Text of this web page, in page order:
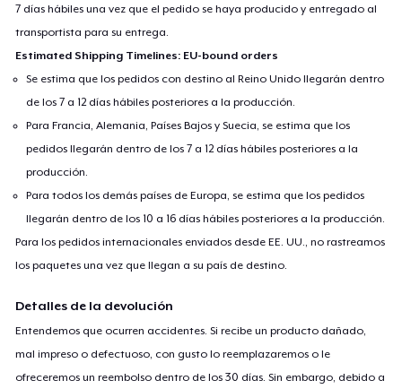
7 días hábiles una vez que el pedido se haya producido y entregado al
transportista para su entrega.
Estimated Shipping Timelines: EU-bound orders
Se estima que los pedidos con destino al Reino Unido llegarán dentro
de los 7 a 12 días hábiles posteriores a la producción.
Para Francia, Alemania, Países Bajos y Suecia, se estima que los
pedidos llegarán dentro de los 7 a 12 días hábiles posteriores a la
producción.
Para todos los demás países de Europa, se estima que los pedidos
llegarán dentro de los 10 a 16 días hábiles posteriores a la producción.
Para los pedidos internacionales enviados desde EE. UU., no rastreamos
los paquetes una vez que llegan a su país de destino.
Detalles de la devolución
Entendemos que ocurren accidentes. Si recibe un producto dañado,
mal impreso o defectuoso, con gusto lo reemplazaremos o le
ofreceremos un reembolso dentro de los 30 días. Sin embargo, debido a